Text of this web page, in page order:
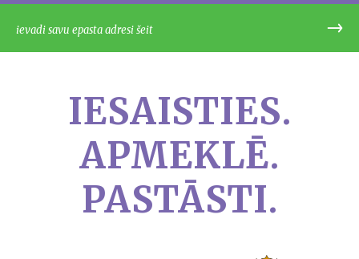
IESAISTIES.
APMEKLĒ.
PASTĀSTI.